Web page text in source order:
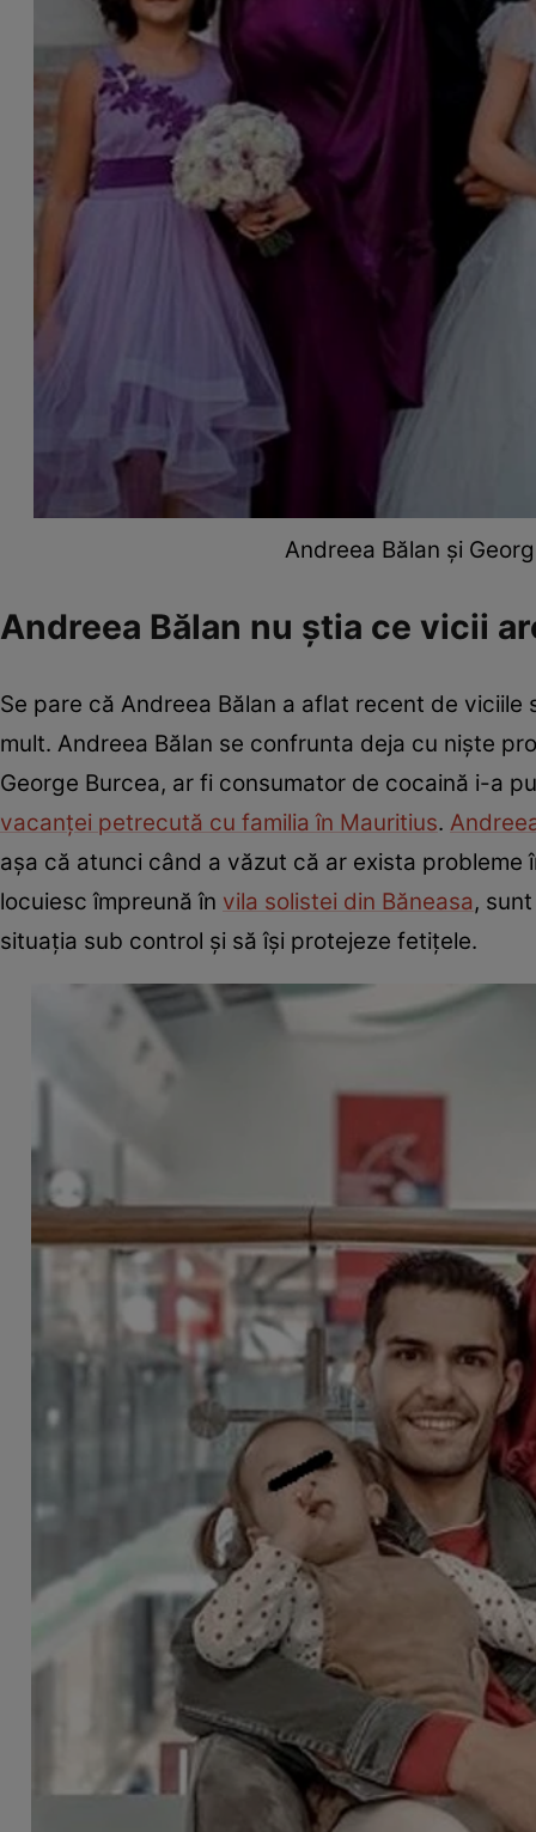
Andreea Bălan și
Andreea Bălan nu știa ce vicii
Se pare că Andreea Bălan a aflat recent de
mult. Andreea Bălan se confrunta deja cu niște
George Burcea, ar fi consumator de cocaină i-a
vacanței petrecută cu familia în Mauritius.
așa că atunci când a văzut că ar exista probleme
locuiesc împreună în vila solistei din Băneasa,
situația sub control și să își protejeze fetițele.